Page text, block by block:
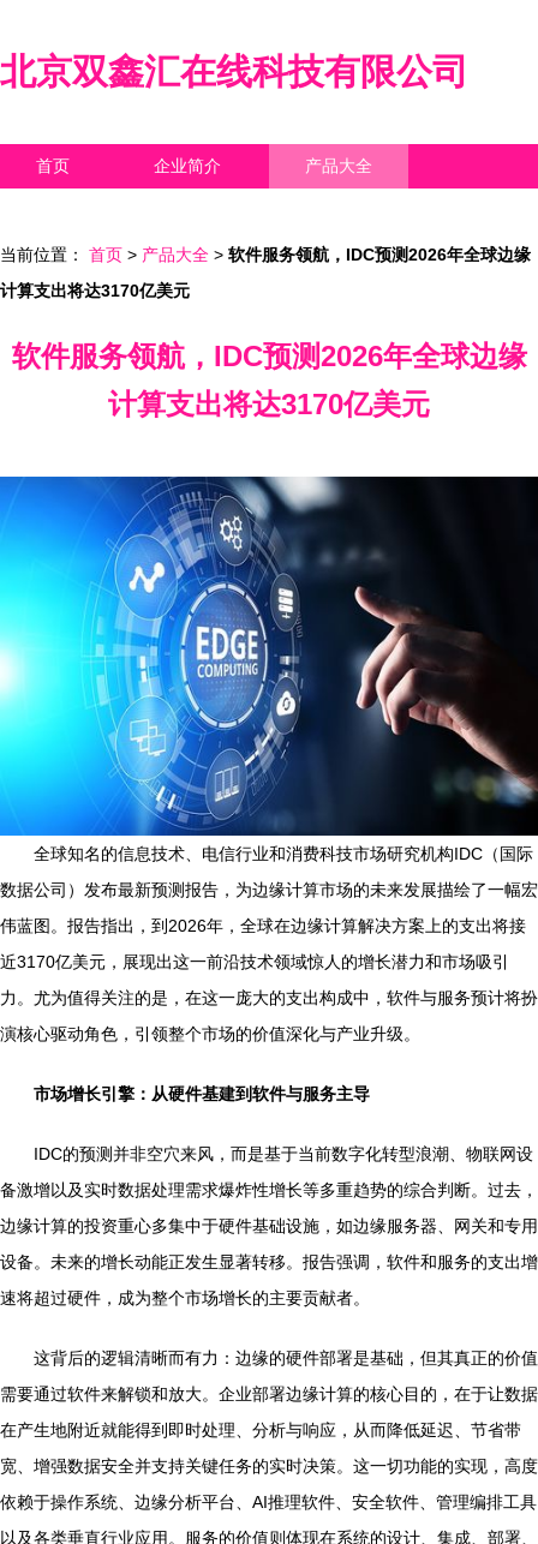
北京双鑫汇在线科技有限公司
首页 企业简介 产品大全
当前位置： 首页 > 产品大全 > 软件服务领航，IDC预测2026年全球边缘
计算支出将达3170亿美元
软件服务领航，IDC预测2026年全球边缘
计算支出将达3170亿美元
全球知名的信息技术、电信行业和消费科技市场研究机构IDC（国际
数据公司）发布最新预测报告，为边缘计算市场的未来发展描绘了一幅宏
伟蓝图。报告指出，到2026年，全球在边缘计算解决方案上的支出将接
近3170亿美元，展现出这一前沿技术领域惊人的增长潜力和市场吸引
力。尤为值得关注的是，在这一庞大的支出构成中，软件与服务预计将扮
演核心驱动角色，引领整个市场的价值深化与产业升级。
市场增长引擎：从硬件基建到软件与服务主导
IDC的预测并非空穴来风，而是基于当前数字化转型浪潮、物联网设
备激增以及实时数据处理需求爆炸性增长等多重趋势的综合判断。过去，
边缘计算的投资重心多集中于硬件基础设施，如边缘服务器、网关和专用
设备。未来的增长动能正发生显著转移。报告强调，软件和服务的支出增
速将超过硬件，成为整个市场增长的主要贡献者。
这背后的逻辑清晰而有力：边缘的硬件部署是基础，但其真正的价值
需要通过软件来解锁和放大。企业部署边缘计算的核心目的，在于让数据
在产生地附近就能得到即时处理、分析与响应，从而降低延迟、节省带
宽、增强数据安全并支持关键任务的实时决策。这一切功能的实现，高度
依赖于操作系统、边缘分析平台、AI推理软件、安全软件、管理编排工具
以及各类垂直行业应用。服务的价值则体现在系统的设计、集成、部署、